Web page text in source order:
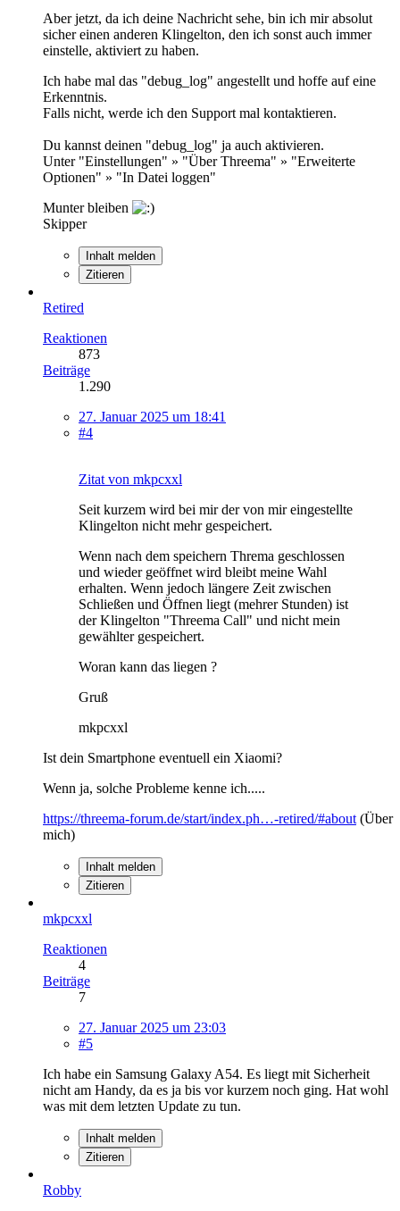
Aber jetzt, da ich deine Nachricht sehe, bin ich mir absolut
sicher einen anderen Klingelton, den ich sonst auch immer
einstelle, aktiviert zu haben.
Ich habe mal das "debug_log" angestellt und hoffe auf eine
Erkenntnis.
Falls nicht, werde ich den Support mal kontaktieren.
Du kannst deinen "debug_log" ja auch aktivieren.
Unter "Einstellungen" » "Über Threema" » "Erweiterte
Optionen" » "In Datei loggen"
Munter bleiben
Skipper
Inhalt melden
Zitieren
Retired
Reaktionen
873
Beiträge
1.290
27. Januar 2025 um 18:41
#4
Zitat von mkpcxxl
Seit kurzem wird bei mir der von mir eingestellte
Klingelton nicht mehr gespeichert.
Wenn nach dem speichern Threma geschlossen
und wieder geöffnet wird bleibt meine Wahl
erhalten. Wenn jedoch längere Zeit zwischen
Schließen und Öffnen liegt (mehrer Stunden) ist
der Klingelton "Threema Call" und nicht mein
gewählter gespeichert.
Woran kann das liegen ?
Gruß
mkpcxxl
Ist dein Smartphone eventuell ein Xiaomi?
Wenn ja, solche Probleme kenne ich.....
https://threema-forum.de/start/index.ph…-retired/#about (Über
mich)
Inhalt melden
Zitieren
mkpcxxl
Reaktionen
4
Beiträge
7
27. Januar 2025 um 23:03
#5
Ich habe ein Samsung Galaxy A54. Es liegt mit Sicherheit
nicht am Handy, da es ja bis vor kurzem noch ging. Hat wohl
was mit dem letzten Update zu tun.
Inhalt melden
Zitieren
Robby